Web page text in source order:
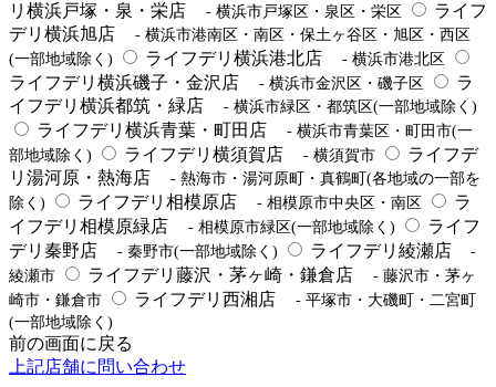
リ横浜戸塚・泉・栄店 - 横浜市戸塚区・泉区・栄区
ライフ
デリ横浜旭店
- 横浜市港南区・南区・保土ヶ谷区・旭区・西区
(一部地域除く)
ライフデリ横浜港北店 - 横浜市港北区
ライフデリ横浜磯子・金沢店 - 横浜市金沢区・磯子区
ラ
イフデリ横浜都筑・緑店
- 横浜市緑区・都筑区(一部地域除く)
ライフデリ横浜青葉・町田店
- 横浜市青葉区・町田市(一
部地域除く)
ライフデリ横須賀店 - 横須賀市
ライフデ
リ湯河原・熱海店
- 熱海市・湯河原町・真鶴町(各地域の一部を
除く)
ライフデリ相模原店 - 相模原市中央区・南区
ラ
イフデリ相模原緑店
- 相模原市緑区(一部地域除く)
ライフ
デリ秦野店
- 秦野市(一部地域除く) ライフデリ綾瀬店
-
綾瀬市
ライフデリ藤沢・茅ヶ崎・鎌倉店
- 藤沢市・茅ヶ
崎市・鎌倉市
ライフデリ西湘店
- 平塚市・大磯町・二宮町
(一部地域除く)
前の画面に戻る
上記店舗に問い合わせ